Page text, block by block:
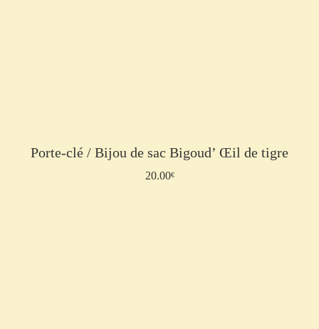
Porte-clé / Bijou de sac Bigoud’ Œil de tigre
20.00€